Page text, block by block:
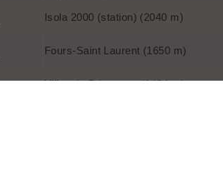
Isola 2000 (station) (2040 m)
Fours-Saint Laurent (1650 m)
Villaggio Primavera (1484 m)